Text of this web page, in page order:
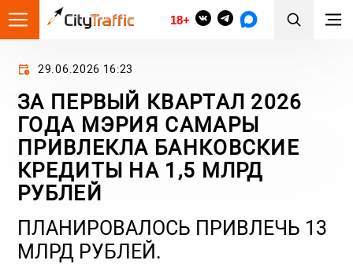
18+
29.06.2026 16:23
ЗА ПЕРВЫЙ КВАРТАЛ 2026
ГОДА МЭРИЯ САМАРЫ
ПРИВЛЕКЛА БАНКОВСКИЕ
КРЕДИТЫ НА 1,5 МЛРД
РУБЛЕЙ
ПЛАНИРОВАЛОСЬ ПРИВЛЕЧЬ 13
МЛРД РУБЛЕЙ.